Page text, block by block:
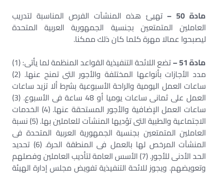
مادة 50 –
تهيئ هذه المنشآت الفرص المناسبة لتدريب
العاملين المتمتعين بجنسية الجمهورية العربية المتحدة
ليصبحوا عمالا مهرة كلما كان ذلك ممكنا.
مادة 51 –
تضع اللائحة التنفيذية القواعد المنظمة لما يأتى: (1)
مدد الأجازات بأنواعها المختلفة والأجور التى تمنح عنها. (2)
ساعات العمل اليومية والراحة الأسبوعية بشرط ألا تزيد ساعات
العمل على ثمانى ساعات يوميا أو 48 ساعة فى الأسبوع. (3)
ساعات العمل الإضافية والأجور المستحقة عنها. (4) الخدمات
الاجتماعية والطبية التى تؤديها المنشآت للعاملين بها. (5) نسبة
العاملين المتمتعين بجنسية الجمهورية العربية المتحدة فى
المنشآت المرخص لها بالعمل فى المنطقة الحرة. (6) تحديد
الحد الأدنى للأجور. (7) الأسس العامة لتأديب العاملين وفصلهم
وتعويضهم. ويجوز للائحة التنفيذية تفويض مجلس إدارة الهيئة